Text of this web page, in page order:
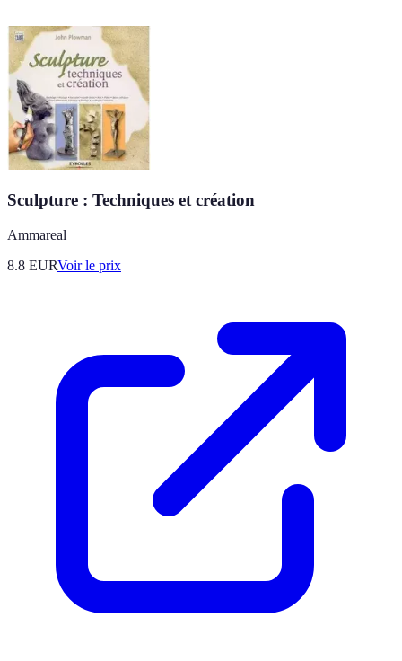
Sculpture : Techniques et création
Ammareal
8.8 EURVoir le prix